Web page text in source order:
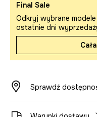
Final Sale
Odkryj wybrane
ostatnie dni
Sprawdź